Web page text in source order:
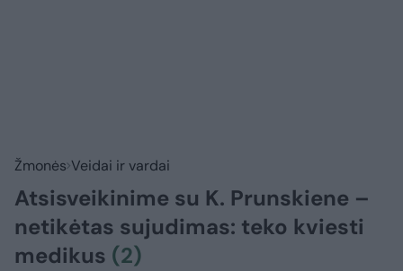
Žmonės Veidai ir vardai
Atsisveikinime su K. Prunskiene –
netikėtas sujudimas: teko kviesti
medikus (2)